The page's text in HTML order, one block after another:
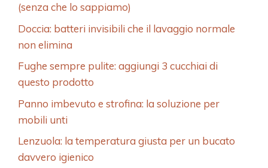
(senza che lo sappiamo)
Doccia: batteri invisibili che il lavaggio normale
non elimina
Fughe sempre pulite: aggiungi 3 cucchiai di
questo prodotto
Panno imbevuto e strofina: la soluzione per
mobili unti
Lenzuola: la temperatura giusta per un bucato
davvero igienico